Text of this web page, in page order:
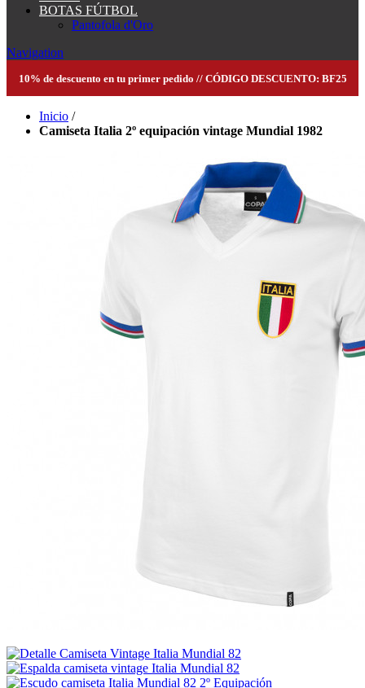
BOTAS FÚTBOL
Pantofola d'Oro
Navigation
10% de descuento en tu primer pedido // CÓDIGO DESCUENTO: BF25
Inicio /
Camiseta Italia 2º equipación vintage Mundial 1982